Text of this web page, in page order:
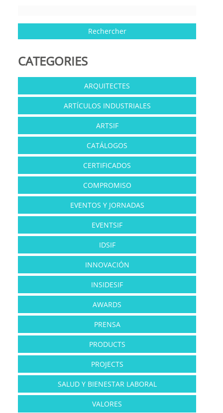
CATEGORIES
ARQUITECTES
ARTÍCULOS INDUSTRIALES
ARTSIF
CATÁLOGOS
CERTIFICADOS
COMPROMISO
EVENTOS Y JORNADAS
EVENTSIF
IDSIF
INNOVACIÓN
INSIDESIF
AWARDS
PRENSA
PRODUCTS
PROJECTS
SALUD Y BIENESTAR LABORAL
VALORES